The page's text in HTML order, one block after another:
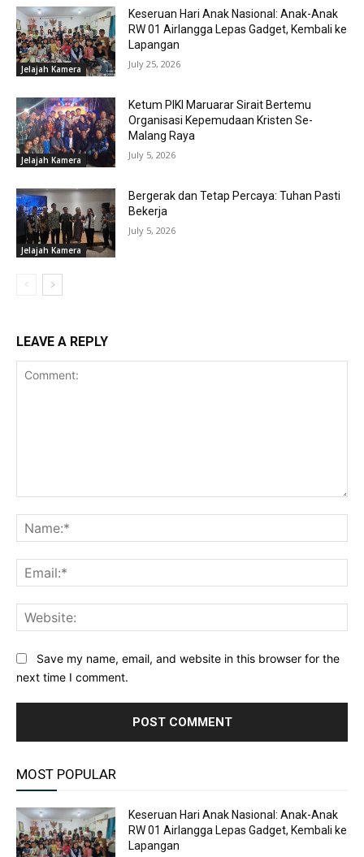
Jelajah Kamera
Keseruan Hari Anak Nasional: Anak-Anak
RW 01 Airlangga Lepas Gadget, Kembali ke
Lapangan
July 25, 2026
Jelajah Kamera
Ketum PIKI Maruarar Sirait Bertemu
Organisasi Kepemudaan Kristen Se-
Malang Raya
July 5, 2026
Jelajah Kamera
Bergerak dan Tetap Percaya: Tuhan Pasti
Bekerja
July 5, 2026
LEAVE A REPLY
Save my name, email, and website in this browser for the
next time I comment.
MOST POPULAR
Keseruan Hari Anak Nasional: Anak-Anak
RW 01 Airlangga Lepas Gadget, Kembali ke
Lapangan